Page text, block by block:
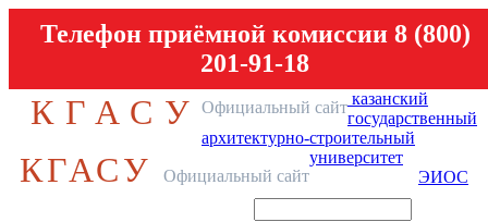
Телефон приёмной комиссии 8 (800)
201-91-18
КГАСУ Официальный сайт казанский
государственный
архитектурно-строительный
университет
КГАСУ Официальный сайт ЭИОС